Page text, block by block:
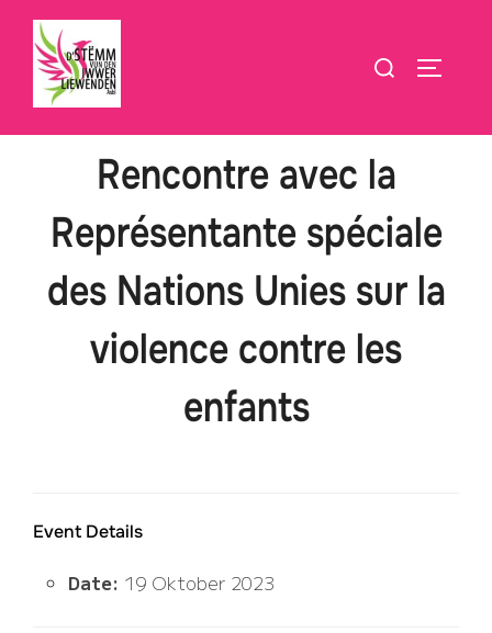
Inhalt
sprangen
Siche
Rencontre avec la
Représentante spéciale
des Nations Unies sur la
violence contre les
enfants
Event Details
Date: 19 Oktober 2023